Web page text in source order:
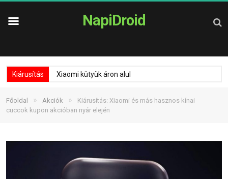
NapiDroid
Kiárusítás Xiaomi kütyük áron alul
Főoldal » Akciók »
Kiárusítás: Xiaomi és más hasznos kínai
cuccok kupon akcióban nyár elején